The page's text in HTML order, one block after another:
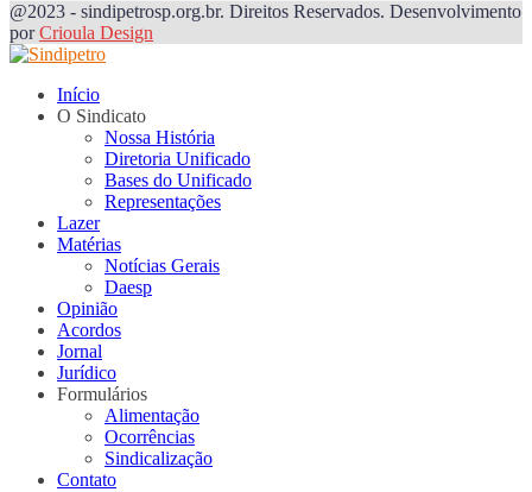
@2023 - sindipetrosp.org.br. Direitos Reservados. Desenvolvimento
porCrioula Design
Início
O Sindicato
Nossa História
Diretoria Unificado
Bases do Unificado
Representações
Lazer
Matérias
Notícias Gerais
Daesp
Opinião
Acordos
Jornal
Jurídico
Formulários
Alimentação
Ocorrências
Sindicalização
Contato